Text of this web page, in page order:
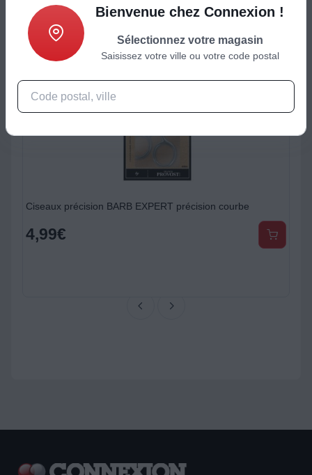
Ciseaux précision BARB EXPERT précision courbe
4,99€
Bienvenue chez Connexion !
Sélectionnez votre magasin
Saisissez votre ville ou votre code postal